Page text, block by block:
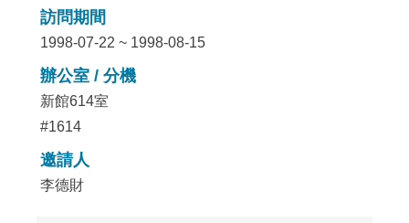
訪問期間
1998-07-22 ~ 1998-08-15
辦公室 / 分機
新館614室
#1614
邀請人
李德財